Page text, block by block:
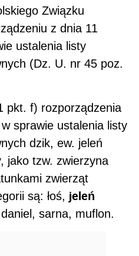
Związku
z dnia 11
ustalenia listy
(Dz. U. nr 45 poz.
pkt. f) rozporządzenia
sprawie ustalenia listy
dzik, ew. jeleń
jako tzw. zwierzyna
zwierząt
są: łoś, jeleń
sarna, muflon.